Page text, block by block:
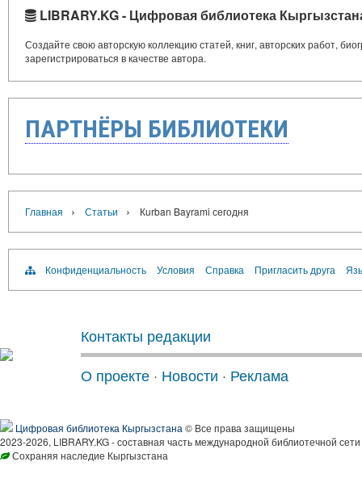
LIBRARY.KG - Цифровая библиотека
Создайте свою авторскую коллекцию статей, книг, авторских работ,
зарегистрироваться в качестве автора.
ПАРТНЁРЫ БИБЛИОТЕКИ
Главная › Статьи › Кurban Bayrami сегодня
Конфиденциальность Условия Справка Пригласить друга
Контакты редакции
О проекте · Новости · Реклама
Цифровая библиотека Кыргызстана © Все права защищены
2023-2026, LIBRARY.KG - составная часть международной библиотечной
Сохраняя наследие Кыргызстана